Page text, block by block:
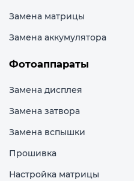
Замена матрицы
Замена аккумулятора
Фотоаппараты
Замена дисплея
Замена затвора
Замена вспышки
Прошивка
Настройка матрицы